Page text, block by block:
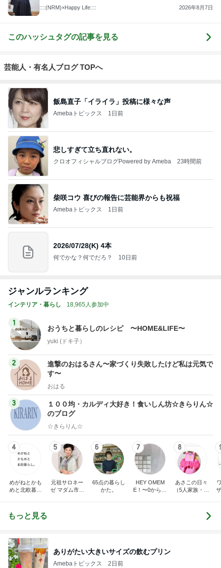
::::(NRM)×Happy Life:::: 2026年8月7日
このハッシュタグの記事を見る
芸能人・有名人ブログ TOPへ
飯島直子「イライラ」投稿に様々な声
Amebaトピックス 1日前
悲しすぎて立ち直れない。
クロオフィシャルブログPowered by Ameba 23時間前
柴咲コウ 喜びの報告に芸能界からも祝福
Amebaトピックス 1日前
2026/07/28(K) 4本
何でかな？何でだろ？ 10日前
ジャンルランキング
インテリア・暮らし 18,965人参加中
1
おうちと暮らしのレシピ 〜HOME&LIFE〜
yuki (ドキ子）
2
進撃のおはるさん〜家づくり失敗したけど私は元気で
す〜
おはる
3
１００均・カルディ大好き！食いしん坊☆きらりん☆
のブログ
☆きらりん☆
4
めがねとかも
めと北欧暮ら
5
元祖サロネー
ゼ マダム市川
6
65点の暮らし
かた。
7
HEY OMEM
E！〜0からの
8
あさこの日々
（5人家族・投
もっと見る
ありがたい大きいサイズの飲むプリン
Amebaトピックス 2日前